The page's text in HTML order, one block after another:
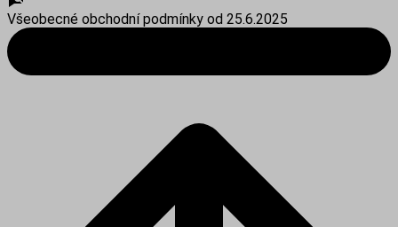
Všeobecné obchodní podmínky od 25.6.2025